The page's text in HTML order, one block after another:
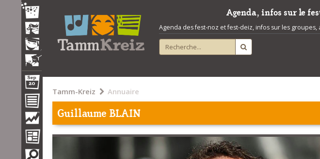
Agenda, infos sur le
Agenda des fest-noz et fest-deiz, infos sur les groupes,
Tamm-Kreiz Annuaire
Guillaume BLAIN